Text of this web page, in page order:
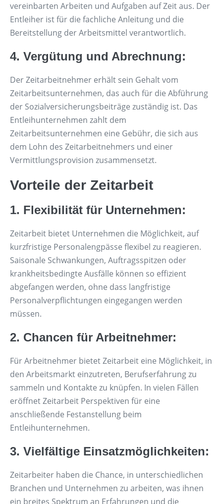
vereinbarten Arbeiten und Aufgaben auf Zeit aus. Der
Entleiher ist für die fachliche Anleitung und die
Bereitstellung der Arbeitsmittel verantwortlich.
4. Vergütung und Abrechnung:
Der Zeitarbeitnehmer erhält sein Gehalt vom
Zeitarbeitsunternehmen, das auch für die Abführung
der Sozialversicherungsbeiträge zuständig ist. Das
Entleihunternehmen zahlt dem
Zeitarbeitsunternehmen eine Gebühr, die sich aus
dem Lohn des Zeitarbeitnehmers und einer
Vermittlungsprovision zusammensetzt.
Vorteile der Zeitarbeit
1. Flexibilität für Unternehmen:
Zeitarbeit bietet Unternehmen die Möglichkeit, auf
kurzfristige Personalengpässe flexibel zu reagieren.
Saisonale Schwankungen, Auftragsspitzen oder
krankheitsbedingte Ausfälle können so effizient
abgefangen werden, ohne dass langfristige
Personalverpflichtungen eingegangen werden
müssen.
2. Chancen für Arbeitnehmer:
Für Arbeitnehmer bietet Zeitarbeit eine Möglichkeit, in
den Arbeitsmarkt einzutreten, Berufserfahrung zu
sammeln und Kontakte zu knüpfen. In vielen Fällen
eröffnet Zeitarbeit Perspektiven für eine
anschließende Festanstellung beim
Entleihunternehmen.
3. Vielfältige Einsatzmöglichkeiten:
Zeitarbeiter haben die Chance, in unterschiedlichen
Branchen und Unternehmen zu arbeiten, was ihnen
ein breites Spektrum an Erfahrungen und die